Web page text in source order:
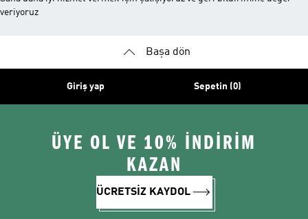
veriyoruz
Başa dön
Giriş yap Sepetin (0)
ÜYE OL VE 10% İNDİRİM
KAZAN
ÜCRETSİZ KAYDOL